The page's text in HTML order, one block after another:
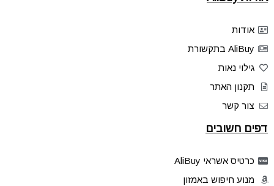
אודות
AliBuy בתקשורת
גילוי נאות
תקנון האתר
צור קשר
דפים חשובים
כרטיס אשראי AliBuy
מנוע חיפוש באמזון